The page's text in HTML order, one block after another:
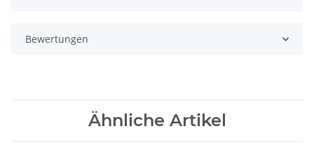
Bewertungen
Ähnliche Artikel